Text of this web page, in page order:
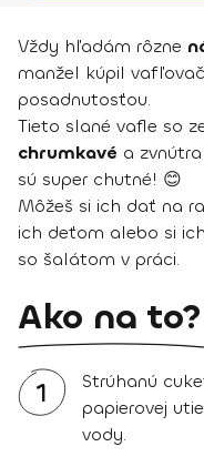
Vždy hľadám rôzne
manžel kúpil
posadnutosťou.
Tieto slané vafle so
chrumkavé a zvnútra
sú super chutné! 😊
Môžeš si ich dať na
ich deťom alebo si
so šalátom v práci.
Ako na to?
1
Strúhanú
papierovej
vody.